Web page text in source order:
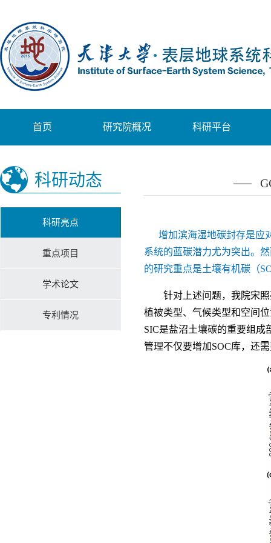
首页 研究院概况 科研平台
科研动态
科研亮点
重点项目
学术论文
专利情况
增加滨海湿地碳封存是应
系统的蓝碳潜力尤为突出。
的研究重点是土壤有机碳（
针对上述问题，我院宋
植被类型、气候类型和空间
SIC是盐沼土壤碳的重要组成
管理不仅要增加SOC库，还